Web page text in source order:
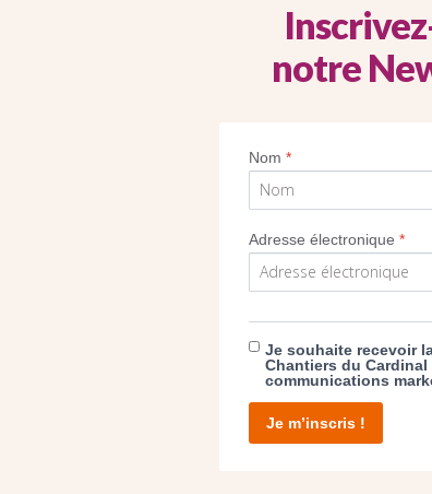
LA CITÉ DU VITRAIL À TROYES,
notre
Nom*
Adresse électronique*
Je souhaite recevoir
Chantiers du Cardinal
communications
Je m’inscris !